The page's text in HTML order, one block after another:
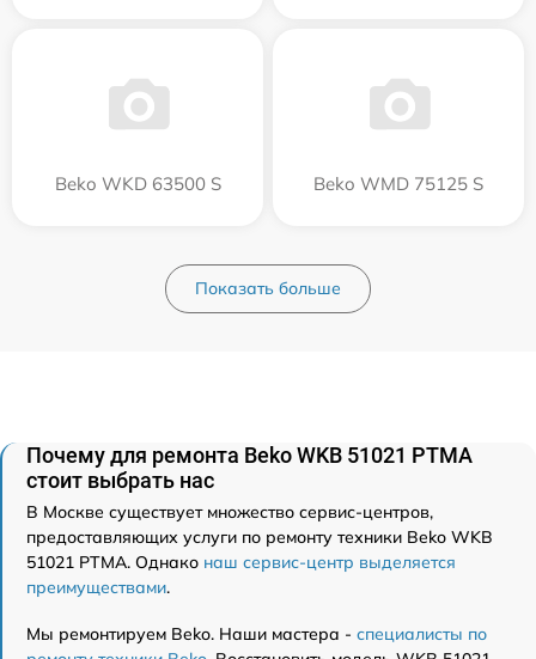
Beko WKD 63500 S Beko WMD 75125 S
Показать больше
Почему для ремонта Beko WKB 51021 PTMA
стоит выбрать нас
В Москве существует множество сервис-центров,
предоставляющих услуги по ремонту техники Beko WKB
51021 PTMA. Однако наш сервис-центр выделяется
преимуществами.
Мы ремонтируем Beko. Наши мастера - специалисты по